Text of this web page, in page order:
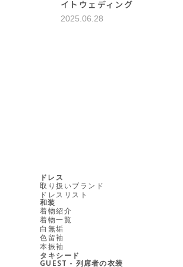
イトウェディング
2025.06.28
ドレス
取り扱いブランド
ドレスリスト
和装
着物紹介
着物一覧
白無垢
色留袖
本振袖
タキシード